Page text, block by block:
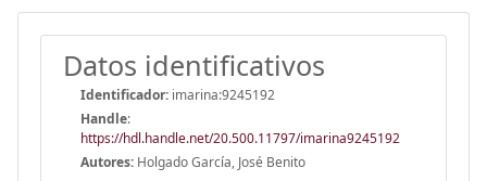
Datos identificativos
Identificador: imarina:9245192
Handle:
https://hdl.handle.net/20.500.11797/imarina9245192
Autores: Holgado García, José Benito